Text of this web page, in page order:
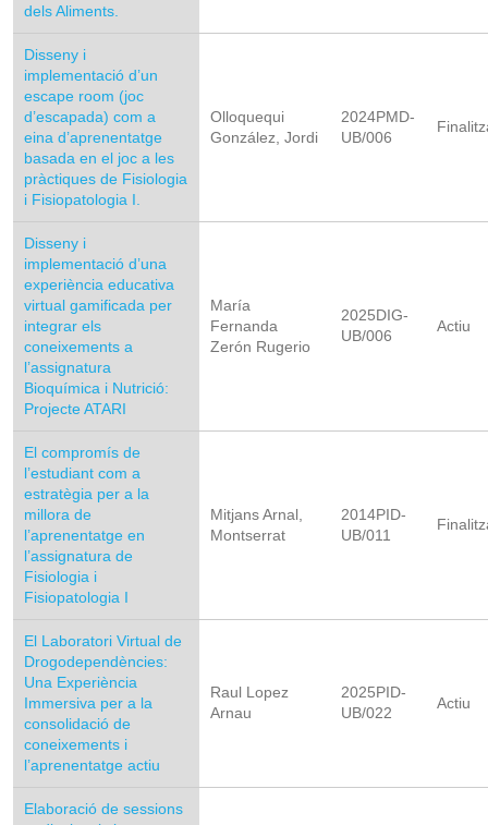
dels Aliments.
Disseny i
implementació d’un
escape room (joc
d’escapada) com a
eina d’aprenentatge
basada en el joc a les
pràctiques de Fisiologia
i Fisiopatologia I.
Olloquequi
González, Jordi
2024PMD-
UB/006
Disseny i
implementació d’una
experiència educativa
virtual gamificada per
integrar els
coneixements a
l’assignatura
Bioquímica i Nutrició:
Projecte ATARI
María
Fernanda
Zerón Rugerio
2025DIG-
UB/006
Actiu
El compromís de
l’estudiant com a
estratègia per a la
millora de
l’aprenentatge en
l’assignatura de
Fisiologia i
Fisiopatologia I
Mitjans Arnal,
Montserrat
2014PID-
UB/011
El Laboratori Virtual de
Drogodependències:
Una Experiència
Immersiva per a la
consolidació de
coneixements i
l’aprenentatge actiu
Raul Lopez
Arnau
2025PID-
UB/022
Actiu
Elaboració de sessions